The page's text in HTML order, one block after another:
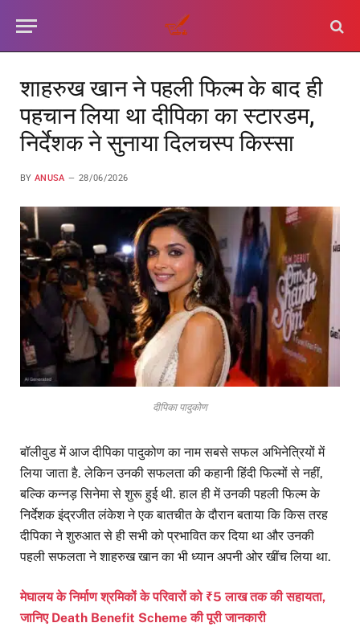
शाहरुख खान ने पहली फिल्म के बाद ही
पहचान लिया था दीपिका का स्टारडम,
निर्देशक ने सुनाया दिलचस्प किस्सा
BY ANUSA 28/06/2026
दीपिका पादुकोण
बॉलीवुड में आज दीपिका पादुकोण का नाम सबसे सफल अभिनेत्रियों में
लिया जाता है. लेकिन उनकी सफलता की कहानी हिंदी फिल्मों से नहीं,
बल्कि कन्नड़ सिनेमा से शुरू हुई थी. हाल ही में उनकी पहली फिल्म के
निर्देशक इंद्रजीत लंकेश ने एक बातचीत के दौरान बताया कि किस तरह
दीपिका ने शुरुआत से ही सभी को प्रभावित कर दिया था और उनकी
पहली सफलता ने शाहरुख खान का भी ध्यान अपनी ओर खींच लिया था.
मेघालय के निर्माण श्रमिकों के परिवारों को ₹5 लाख तक की सहायता,
जानिए Death Benefit Scheme की पूरी जानकारी